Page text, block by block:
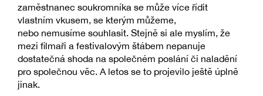
zaměstnanec soukromníka se může více řídit
vlastním vkusem, se kterým můžeme,
nebo nemusíme souhlasit. Stejně si ale myslím, že
mezi filmaři a festivalovým štábem nepanuje
dostatečná shoda na společném poslání či naladění
pro společnou věc. A letos se to projevilo ještě úplně
jinak.